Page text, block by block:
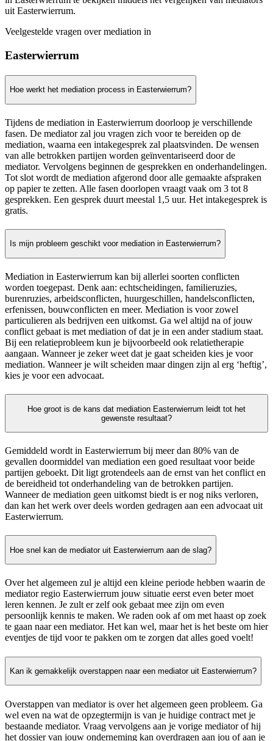
uit Easterwierrum.
Veelgestelde vragen over mediation in
Easterwierrum
Hoe werkt het mediation process in Easterwierrum?
Tijdens de mediation in Easterwierrum doorloop je verschillende
fasen. De mediator zal jou vragen zich voor te bereiden op de
mediation, waarna een intakegesprek zal plaatsvinden. De wensen
van alle betrokken partijen worden geïnventariseerd door de
mediator. Vervolgens beginnen de gesprekken en onderhandelingen.
Tot slot wordt de mediation afgerond door alle gemaakte afspraken
op papier te zetten. Alle fasen doorlopen vraagt vaak om 3 tot 8
gesprekken. Een gesprek duurt meestal 1,5 uur. Het intakegesprek is
gratis.
Is mijn probleem geschikt voor mediation in Easterwierrum?
Mediation in Easterwierrum kan bij allerlei soorten conflicten
worden toegepast. Denk aan: echtscheidingen, familieruzies,
burenruzies, arbeidsconflicten, huurgeschillen, handelsconflicten,
erfenissen, bouwconflicten en meer. Mediation is voor zowel
particulieren als bedrijven een uitkomst. Ga wel altijd na of jouw
conflict gebaat is met mediation of dat je in een ander stadium staat.
Bij een relatieprobleem kun je bijvoorbeeld ook relatietherapie
aangaan. Wanneer je zeker weet dat je gaat scheiden kies je voor
mediation. Wanneer je wilt scheiden maar dingen zijn al erg ‘heftig’,
kies je voor een advocaat.
Hoe groot is de kans dat mediation Easterwierrum leidt tot het
gewenste resultaat?
Gemiddeld wordt in Easterwierrum bij meer dan 80% van de
gevallen doormiddel van mediation een goed resultaat voor beide
partijen geboekt. Dit ligt grotendeels aan de ernst van het conflict en
de bereidheid tot onderhandeling van de betrokken partijen.
Wanneer de mediation geen uitkomst biedt is er nog niks verloren,
dan kan het werk over deels worden gedragen aan een advocaat uit
Easterwierrum.
Hoe snel kan de mediator uit Easterwierrum aan de slag?
Over het algemeen zul je altijd een kleine periode hebben waarin de
mediator regio Easterwierrum jouw situatie eerst even beter moet
leren kennen. Je zult er zelf ook gebaat mee zijn om even
persoonlijk kennis te maken. We raden ook af om met haast op zoek
te gaan naar een mediator. Het kan wel, maar het is het beste om hier
eventjes de tijd voor te pakken om te zorgen dat alles goed voelt!
Kan ik gemakkelijk overstappen naar een mediator uit Easterwierrum?
Overstappen van mediator is over het algemeen geen probleem. Ga
wel even na wat de opzegtermijn is van je huidige contract met je
bestaande mediator. Vraag vervolgens aan je vorige mediator of hij
het dossier van jouw onderneming kan overdragen aan jou of aan je